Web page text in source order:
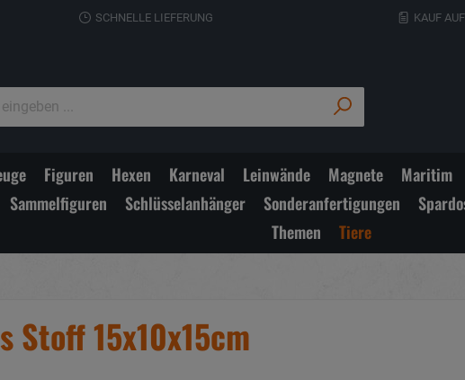
SCHNELLE LIEFERUNG KAUF
Figuren Hexen Karneval Leinwände Magnete Maritim
Sammelfiguren Schlüsselanhänger Sonderanfertigungen
Themen
Tiere
Stoff 15x10x15cm